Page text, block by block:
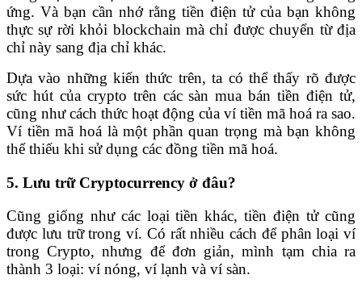
ứng. Và bạn cần nhớ rằng tiền điện tử của bạn không
thực sự rời khỏi blockchain mà chỉ được chuyển từ địa
chỉ này sang địa chỉ khác.
Dựa vào những kiến thức trên, ta có thể thấy rõ được
sức hút của crypto trên các sàn mua bán tiền điện tử,
cũng như cách thức hoạt động của ví tiền mã hoá ra sao.
Ví tiền mã hoá là một phần quan trọng mà bạn không
thể thiếu khi sử dụng các đồng tiền mã hoá.
5. Lưu trữ Cryptocurrency ở đâu?
Cũng giống như các loại tiền khác, tiền điện tử cũng
được lưu trữ trong ví. Có rất nhiều cách để phân loại ví
trong Crypto, nhưng để đơn giản, mình tạm chia ra
thành 3 loại: ví nóng, ví lạnh và ví sàn.